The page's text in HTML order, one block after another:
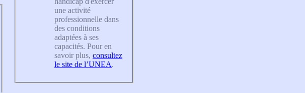
une activité
professionnelle dans
des conditions
adaptées à ses
capacités. Pour en
savoir plus, consultez
le site de l’UNEA.